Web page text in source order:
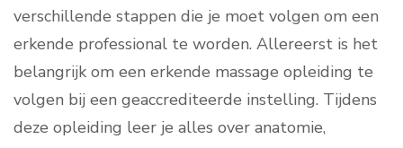
verschillende stappen die je moet volgen om een
erkende professional te worden. Allereerst is het
belangrijk om een erkende massage opleiding te
volgen bij een geaccrediteerde instelling. Tijdens
deze opleiding leer je alles over anatomie,